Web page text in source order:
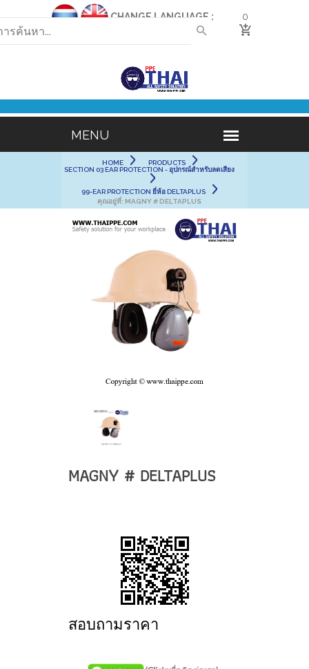
CHANGE LANGUAGE : 0
HOME
PRODUCTS
SECTION 03 EAR PROTECTION - อุปกรณ์สำหรับลดเสียง
99-EAR PROTECTION ยี่ห้อ DELTAPLUS
คุณอยู่ที่: MAGNY # DELTAPLUS
MAGNY # DELTAPLUS
สอบถามราคา